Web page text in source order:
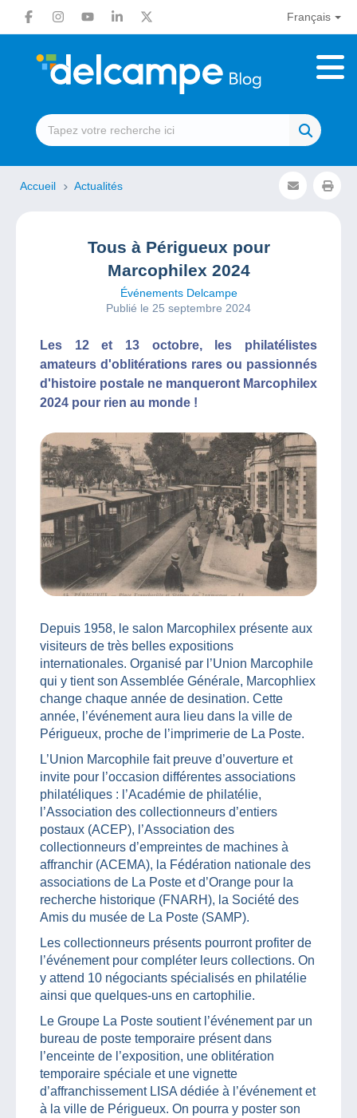
Français
Accueil Actualités
Tous à Périgueux pour
Marcophilex 2024
Événements Delcampe
Publié le 25 septembre 2024
Les 12 et 13 octobre, les philatélistes
amateurs d'oblitérations rares ou passionnés
d'histoire postale ne manqueront Marcophilex
2024 pour rien au monde !
Depuis 1958, le salon Marcophilex présente aux
visiteurs de très belles expositions
internationales. Organisé par l’Union Marcophile
qui y tient son Assemblée Générale, Marcophliex
change chaque année de desination. Cette
année, l’événement aura lieu dans la ville de
Périgueux, proche de l’imprimerie de La Poste.
L’Union Marcophile fait preuve d’ouverture et
invite pour l’occasion différentes associations
philatéliques : l’Académie de philatélie,
l’Association des collectionneurs d’entiers
postaux (ACEP), l’Association des
collectionneurs d’empreintes de machines à
affranchir (ACEMA), la Fédération nationale des
associations de La Poste et d’Orange pour la
recherche historique (FNARH), la Société des
Amis du musée de La Poste (SAMP).
Les collectionneurs présents pourront profiter de
l’événement pour compléter leurs collections. On
y attend 10 négociants spécialisés en philatélie
ainsi que quelques-uns en cartophilie.
Le Groupe La Poste soutient l’événement par un
bureau de poste temporaire présent dans
l’enceinte de l’exposition, une oblitération
temporaire spéciale et une vignette
d’affranchissement LISA dédiée à l’événement et
à la ville de Périgueux. On pourra y poster son